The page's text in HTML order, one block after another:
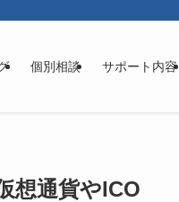
個別相談 サポート内容
想通貨やICO